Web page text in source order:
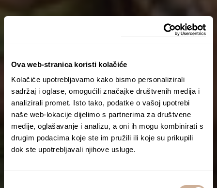
Ova web-stranica koristi kolačiće
Kolačiće upotrebljavamo kako bismo personalizirali
sadržaj i oglase, omogućili značajke društvenih medija i
analizirali promet. Isto tako, podatke o vašoj upotrebi
naše web-lokacije dijelimo s partnerima za društvene
medije, oglašavanje i analizu, a oni ih mogu kombinirati s
drugim podacima koje ste im pružili ili koje su prikupili
dok ste upotrebljavali njihove usluge.